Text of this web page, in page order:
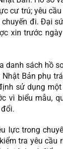
cư trú; yêu
đi. Đại
xin trước
danh sách hồ
Bản phụ
sử dụng
vì biểu mẫu,
lực trong
tra yêu cầu